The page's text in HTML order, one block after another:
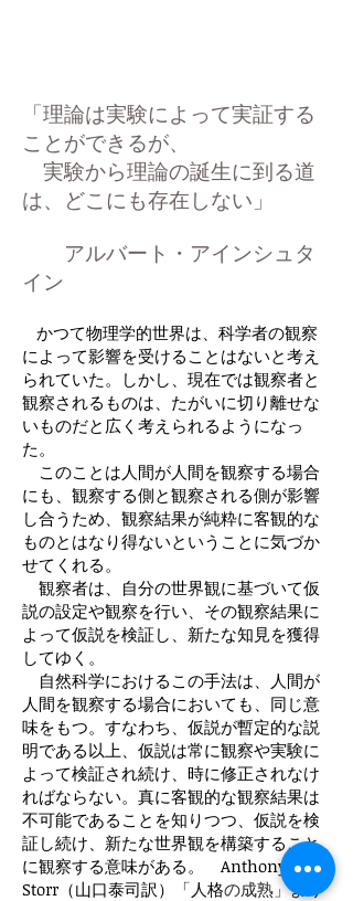
「理論は実験によって実証する
ことができるが、
実験から理論の誕生に到る道
は、どこにも存在しない」
アルバート・アインシュタ
イン
かつて物理学的世界は、科学者の観察
によって影響を受けることはないと考え
られていた。しかし、現在では観察者と
観察されるものは、たがいに切り離せな
いものだと広く考えられるようになっ
た。
このことは人間が人間を観察する場合
にも、観察する側と観察される側が影響
し合うため、観察結果が純粋に客観的な
ものとはなり得ないということに気づか
せてくれる。
観察者は、自分の世界観に基づいて仮
説の設定や観察を行い、その観察結果に
よって仮説を検証し、新たな知見を獲得
してゆく。
自然科学におけるこの手法は、人間が
人間を観察する場合においても、同じ意
味をもつ。すなわち、仮説が暫定的な説
明である以上、仮説は常に観察や実験に
よって検証され続け、時に修正されなけ
ればならない。真に客観的な観察結果は
不可能であることを知りつつ、仮説を検
証し続け、新たな世界観を構築すること
に観察する意味がある。 Anthony
Storr（山口泰司訳）「人格の成熟」より